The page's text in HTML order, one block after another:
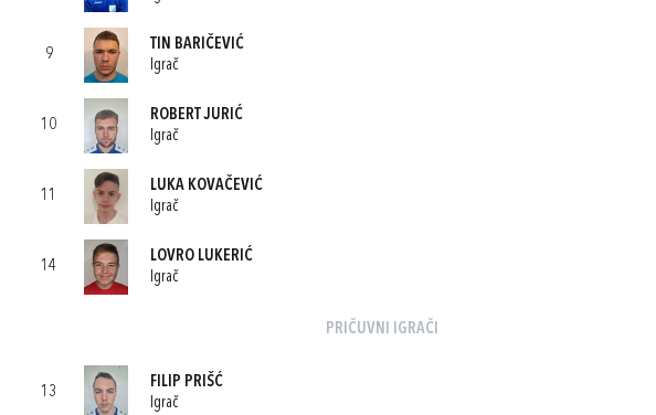
9
TIN BARIČEVIĆ
Igrač
10
ROBERT JURIĆ
Igrač
11
LUKA KOVAČEVIĆ
Igrač
14
LOVRO LUKERIĆ
Igrač
PRIČUVNI IGRAČI
13
FILIP PRIŠĆ
Igrač